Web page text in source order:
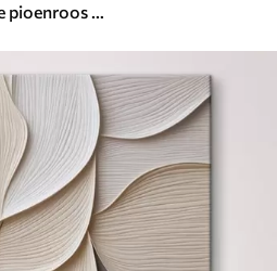
Een close-up van een witte pioenroos met waterdruppels op de bloemblaadjes, tegen een wazige achtergrond